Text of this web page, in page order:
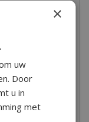
en/of afhalen
je er toch niet
klantenservice
tuintafels,
tuinmeubel
×
uw
Door
u in
met